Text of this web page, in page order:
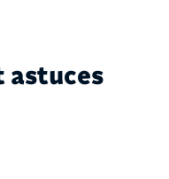
astuces